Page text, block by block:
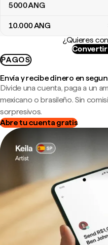
5000ANG
10.000ANG
¿Quieres
Convertir
PAGOS
Envía y recibe dinero en
Divide una cuenta, paga a un
mexicano o brasileño. Sin
sorpresivos.
Abre tu cuenta gratis